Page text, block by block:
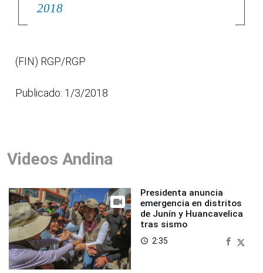
2018
(FIN) RGP/RGP
Publicado: 1/3/2018
Videos Andina
Presidenta anuncia
emergencia en distritos
de Junín y Huancavelica
tras sismo
access_time 2:35